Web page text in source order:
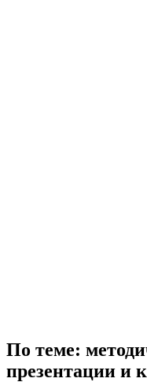
По теме:
презентации и